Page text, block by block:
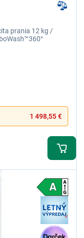
prania 12 kg /
1 498,55 €